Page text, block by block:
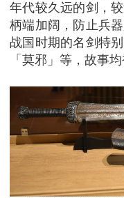
年代较久远的剑，
柄端加阔，防止兵
战国时期的名剑特
「莫邪」等，故事